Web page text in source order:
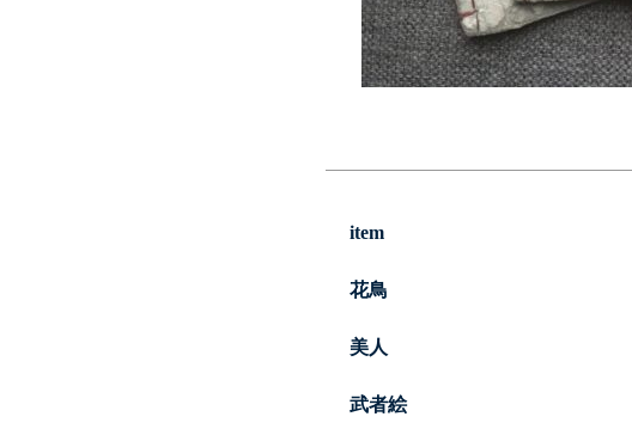
item
花鳥
美人
武者絵